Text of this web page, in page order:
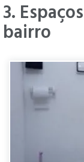
3.
bairro